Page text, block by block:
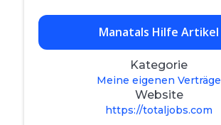
Manatals Hilfe Artikel
Kategorie
Meine eigenen Verträge
Website
https://totaljobs.com